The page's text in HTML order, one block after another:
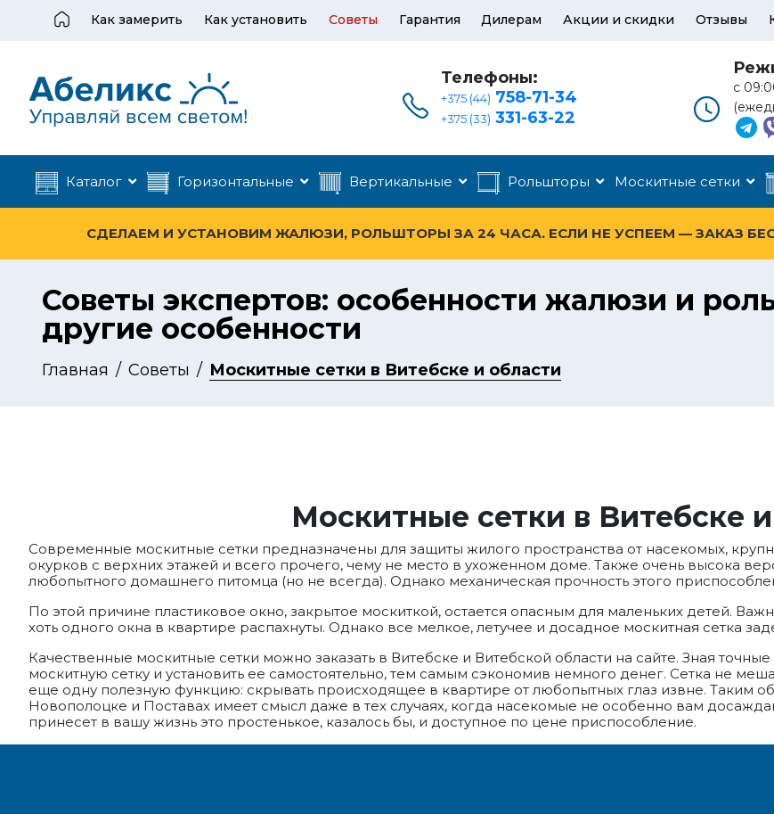
Как замерить Как установить Советы Гарантия Дилерам Акции и скидки Отзывы
Телефоны:
+375 (44) 758-71-34
+375 (33) 331-63-22
с
Каталог Горизонтальные Вертикальные Рольшторы Москитные сетки
СДЕЛАЕМ И УСТАНОВИМ ЖАЛЮЗИ, РОЛЬШТОРЫ ЗА 24 ЧАСА. ЕСЛИ НЕ УСПЕЕМ — ЗАКАЗ
Советы экспертов: особенности жалюзи и
другие особенности
Главная Советы Москитные сетки в Витебске и области
Москитные сетки в Витебске
Современные москитные сетки предназначены для защиты жилого пространства от насекомых,
окурков с верхних этажей и всего прочего, чему не место в ухоженном доме. Также очень высока
любопытного домашнего питомца (но не всегда). Однако механическая прочность этого
По этой причине пластиковое окно, закрытое москиткой, остается опасным для маленьких детей.
хоть одного окна в квартире распахнуты. Однако все мелкое, летучее и досадное москитная сетка
Качественные москитные сетки можно заказать в Витебске и Витебской области на сайте. Зная
москитную сетку и установить ее самостоятельно, тем самым сэкономив немного денег. Сетка не
еще одну полезную функцию: скрывать происходящее в квартире от любопытных глаз извне. Таким
Новополоцке и Поставах имеет смысл даже в тех случаях, когда насекомые не особенно вам
принесет в вашу жизнь это простенькое, казалось бы, и доступное по цене приспособление.